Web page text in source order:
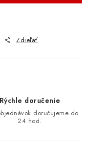
Zdieľať
Rýchle doručenie
doručujeme do
24 hod.